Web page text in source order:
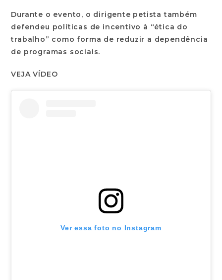
Durante o evento, o dirigente petista também
defendeu políticas de incentivo à “ética do
trabalho” como forma de reduzir a dependência
de programas sociais.
VEJA VÍDEO
Ver essa foto no Instagram